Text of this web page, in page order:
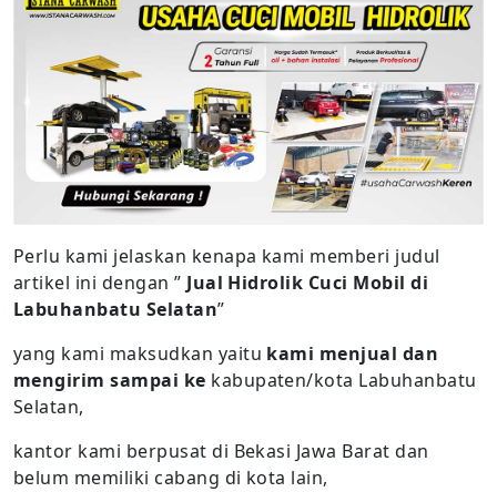
Perlu kami jelaskan kenapa kami memberi judul
artikel ini dengan ” Jual Hidrolik Cuci Mobil di
Labuhanbatu Selatan”
yang kami maksudkan yaitu kami menjual dan
mengirim sampai ke kabupaten/kota Labuhanbatu
Selatan,
kantor kami berpusat di Bekasi Jawa Barat dan
belum memiliki cabang di kota lain,